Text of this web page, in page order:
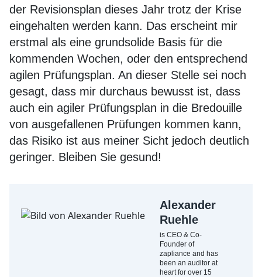
der Revisionsplan dieses Jahr trotz der Krise
eingehalten werden kann. Das erscheint mir
erstmal als eine grundsolide Basis für die
kommenden Wochen, oder den entsprechend
agilen Prüfungsplan. An dieser Stelle sei noch
gesagt, dass mir durchaus bewusst ist, dass
auch ein agiler Prüfungsplan in die Bredouille
von ausgefallenen Prüfungen kommen kann,
das Risiko ist aus meiner Sicht jedoch deutlich
geringer. Bleiben Sie gesund!
Alexander
Ruehle
is CEO & Co-
Founder of
zapliance and has
been an auditor at
heart for over 15